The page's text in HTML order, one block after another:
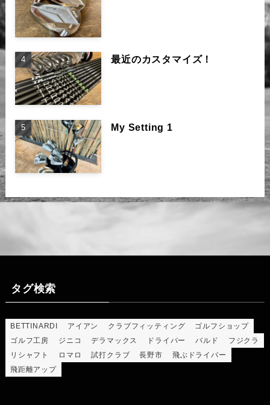
最近のカスタマイズ！
My Setting 1
タグ検索
BETTINARDI アイアン クラブフィッティング
ゴルフショップ
ゴルフ工房
ジニコ デラマックス ドライバー バルド
フジクラ
リシャフト
ロマロ 試打クラブ 長野市
飛ぶドライバー
飛距離アップ